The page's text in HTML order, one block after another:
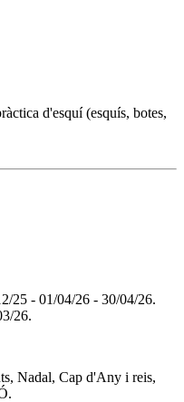
d'esquí (esquís, botes,
25 - 01/04/26 - 30/04/26.
26.
Nadal, Cap d'Any i reis,